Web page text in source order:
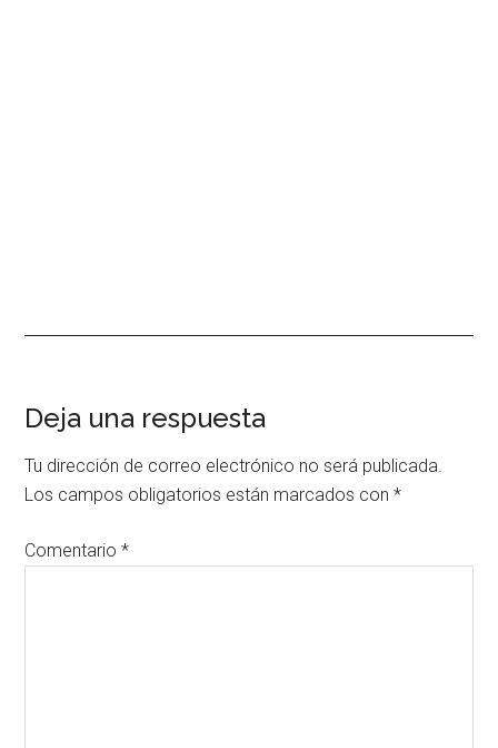
Interacciones
con
los
lectores
Deja una respuesta
Tu dirección de correo electrónico no será publicada.
Los campos obligatorios están marcados con*
Comentario*